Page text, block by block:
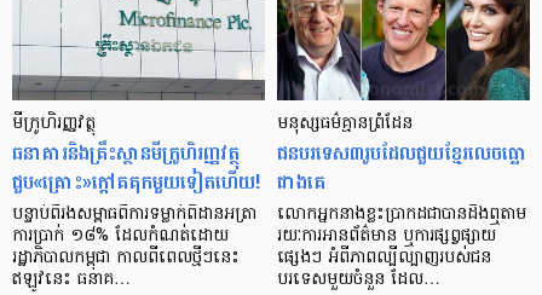
មីក្រូ​ហិរញ្ញវត្ថុ
ធនាគារ​និង​គ្រឹះស្ថាន​មីក្រូ​ហិរញ្ញវត្ថុ​
ជួប«គ្រោះ»ក្តៅ​គគុក​មួយ​ទៀត​ហើយ!
បន្ទាប់​ពី​រង​សម្ពាធ​​ពី​ការ​ទម្លាក់​ពិដាន​អត្រា​
ការ​ប្រាក់ ១៨​% ដែល​កំណត់​ដោយ​
រដ្ឋាភិបាល​កម្ពុជា កាល​ពី​ពេល​ថ្មីៗ​នេះ
ឥឡូវ​នេះ ធនាគ…
មនុស្ស​ធម៌​គ្មាន​ព្រំដែន
ជន​បរទេស​៣​រូប​ដែល​ជួយ​ខ្មែរ​លេច​ធ្លោ​
ជាង​គេ
លោកអ្នក​នាង​ខ្លះ​ប្រាកដ​ជា​បាន​​ដឹង​ឮ​តាម​
រយៈ​ការ​អាន​ព័ត៌មាន ឬ​ការ​ផ្សព្វផ្សាយ​
ផ្សេងៗ អំពី​ភាព​ល្បីល្បាញ​របស់​ជន​
បរទេស​មួយ​ចំនួន ដែល…